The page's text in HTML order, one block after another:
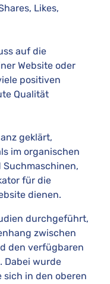
Likes,
auf die
Website oder
positiven
Qualität
geklärt,
im organischen
Suchmaschinen,
für die
dienen.
durchgeführt,
zwischen
den verfügbaren
Dabei wurde
sich in den oberen